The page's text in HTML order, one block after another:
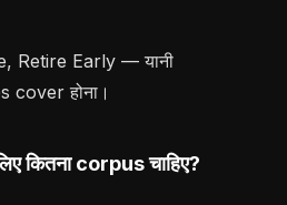
Retire Early — यानी
cover होना।
कितना corpus चाहिए?